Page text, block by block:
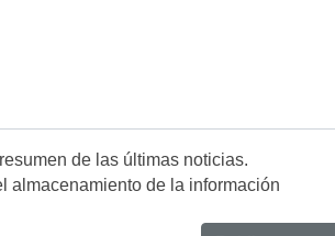
de las últimas noticias.
almacenamiento de la información